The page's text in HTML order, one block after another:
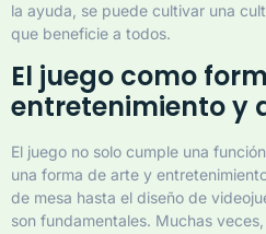
la ayuda, se puede cultivar una
que beneficie a todos.
El juego como
entretenimiento y
El juego no solo cumple una
una forma de arte y
de mesa hasta el diseño de
son fundamentales. Muchas